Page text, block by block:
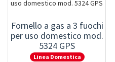
Fornello a gas a 3 fuochi
per uso domestico mod.
5324 GPS
Linea Domestica